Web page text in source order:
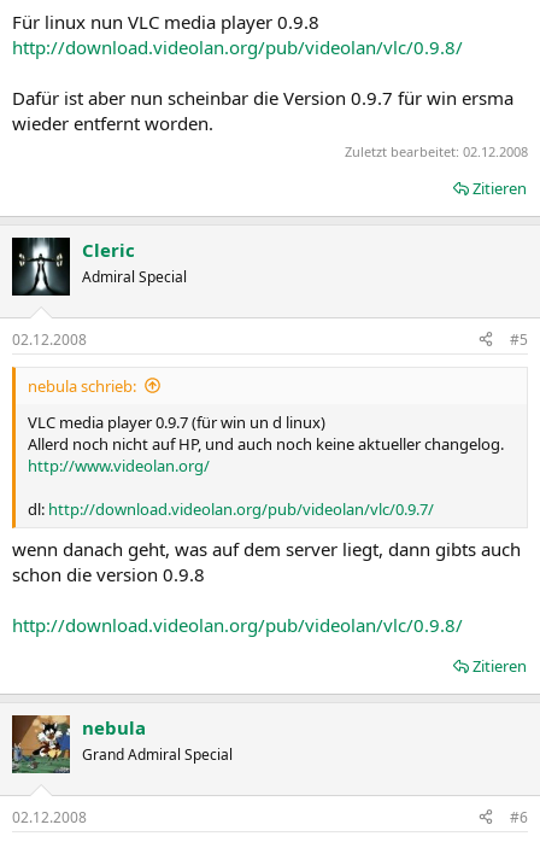
Für linux nun VLC media player 0.9.8
http://download.videolan.org/pub/videolan/vlc/0.9.8/
Dafür ist aber nun scheinbar die Version 0.9.7 für win ersma
wieder entfernt worden.
Zuletzt bearbeitet: 02.12.2008
Zitieren
Cleric
Admiral Special
02.12.2008 #5
nebula schrieb:
VLC media player 0.9.7 (für win un d linux)
Allerd noch nicht auf HP, und auch noch keine aktueller changelog.
http://www.videolan.org/
dl: http://download.videolan.org/pub/videolan/vlc/0.9.7/
wenn danach geht, was auf dem server liegt, dann gibts auch
schon die version 0.9.8
http://download.videolan.org/pub/videolan/vlc/0.9.8/
Zitieren
nebula
Grand Admiral Special
02.12.2008 #6